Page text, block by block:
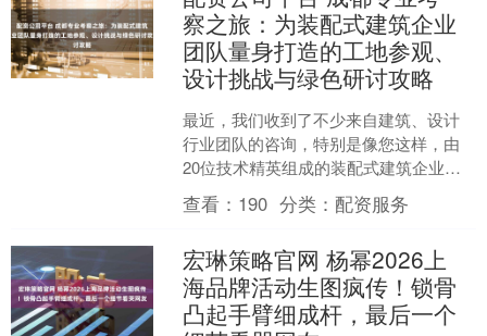
察之旅：为装配式建筑企业
团队量身打造的工地参观、
设计挑战与绿色研讨攻略
最近，我们收到了不少来自建筑、设计
行业团队的咨询，特别是像您这样，由
20位技术精英组成的装配式建筑企业团
队，希望在成都进行一次既深入专业又
富有启发的考察。我们非....
查看： 190 分类：配资服务
宏琳策略官网 杨幂2026上
海品牌活动生图疯传！锁骨
凸起手臂细成杆，最后一个